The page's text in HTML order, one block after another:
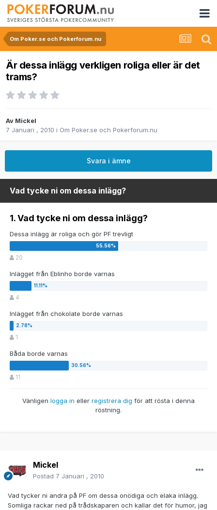
Om Poker.se och Pokerforum.nu
Är dessa inlägg verkligen roliga eller är det
trams?
Av Mickel
7 Januari , 2010 i Om Poker.se och Pokerforum.nu
Svara i ämne
Vad tycke ni om dessa inlägg?
1. Vad tycke ni om dessa inlägg?
Dessa inlägg är roliga och gör PF trevligt
20
Inlägget från Eblinho borde varnas
4
Inlägget från chokolate borde varnas
1
Båda borde varnas
11
Vänligen logga in eller registrera dig för att rösta i denna
röstning.
Mickel
Postad 7 Januari , 2010
Vad tycker ni andra på PF om dessa onödiga och elaka inlägg.
Somliga rackar ned på trådskaparen och kallar det för humor, jag